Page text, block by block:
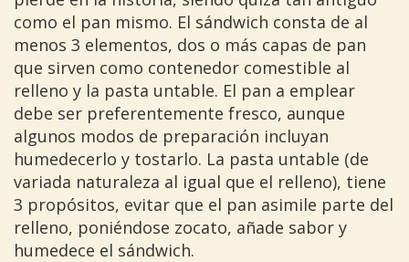
como el pan mismo. El sándwich consta de al
menos 3 elementos, dos o más capas de pan
que sirven como contenedor comestible al
relleno y la pasta untable. El pan a emplear
debe ser preferentemente fresco, aunque
algunos modos de preparación incluyan
humedecerlo y tostarlo. La pasta untable (de
variada naturaleza al igual que el relleno), tiene
3 propósitos, evitar que el pan asimile parte del
relleno, poniéndose zocato, añade sabor y
humedece el sándwich.